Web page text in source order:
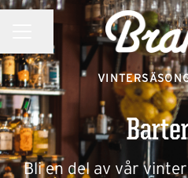
KARRIÄRMENY
Dela sidan
Bli en del av vår